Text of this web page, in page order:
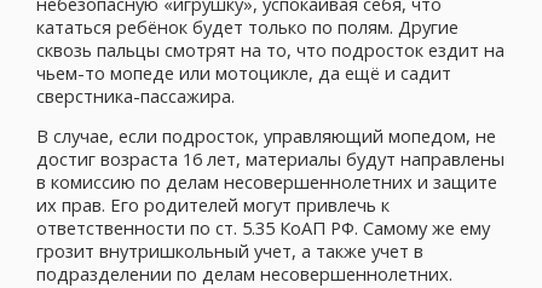
кататься ребёнок будет только по полям. Другие
сквозь пальцы смотрят на то, что подросток ездит на
чьем-то мопеде или мотоцикле, да ещё и садит
сверстника-пассажира.
В случае, если подросток, управляющий мопедом, не
достиг возраста 16 лет, материалы будут направлены
в комиссию по делам несовершеннолетних и защите
их прав. Его родителей могут привлечь к
ответственности по ст. 5.35 КоАП РФ. Самому же ему
грозит внутришкольный учет, а также учет в
подразделении по делам несовершеннолетних.